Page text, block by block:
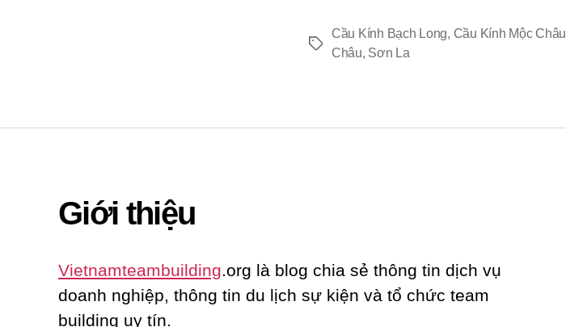
Thẻ
Cầu Kính Bạch Long, Cầu Kính Mộc Châu
Châu, Sơn La
Giới thiệu
Vietnamteambuilding .org là blog chia sẻ thông tin dịch vụ
doanh nghiệp, thông tin du lịch sự kiện và tổ chức team
building uy tín.